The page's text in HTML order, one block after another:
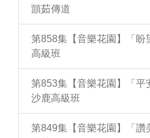
顗茹傳道
第858集【音樂花園】「盼
高級班
第853集【音樂花園】「平
沙鹿高級班
第849集【音樂花園】「讚